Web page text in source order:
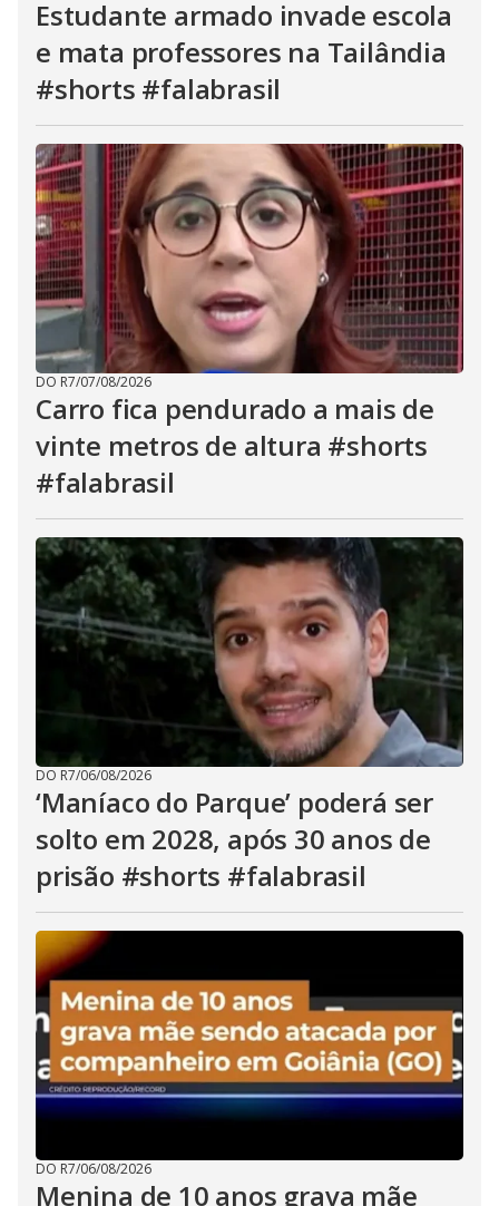
Estudante armado invade escola
e mata professores na Tailândia
#shorts #falabrasil
DO R7/07/08/2026
Carro fica pendurado a mais de
vinte metros de altura #shorts
#falabrasil
DO R7/06/08/2026
‘Maníaco do Parque’ poderá ser
solto em 2028, após 30 anos de
prisão #shorts #falabrasil
DO R7/06/08/2026
Menina de 10 anos grava mãe